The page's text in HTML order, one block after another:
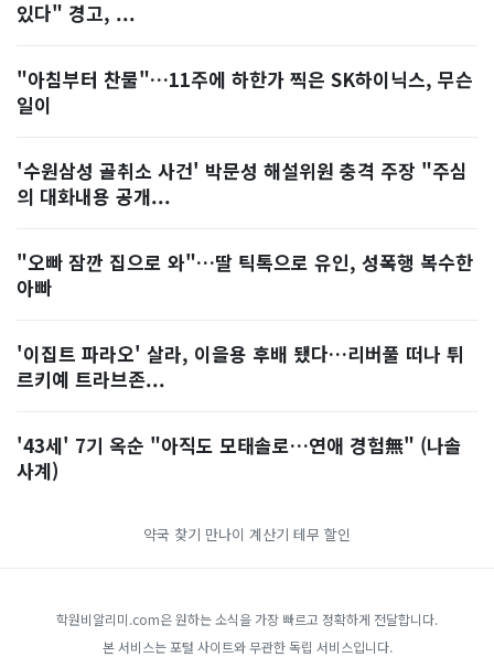
있다" 경고, ...
"아침부터 찬물"…11주에 하한가 찍은 SK하이닉스, 무슨
일이
'수원삼성 골취소 사건' 박문성 해설위원 충격 주장 "주심
의 대화내용 공개...
"오빠 잠깐 집으로 와"…딸 틱톡으로 유인, 성폭행 복수한
아빠
'이집트 파라오' 살라, 이을용 후배 됐다…리버풀 떠나 튀
르키예 트라브존...
'43세' 7기 옥순 "아직도 모태솔로…연애 경험無" (나솔
사계)
약국 찾기 만나이 계산기 테무 할인
학원비알리미.com은 원하는 소식을 가장 빠르고 정확하게 전달합니다.
본 서비스는 포털 사이트와 무관한 독립 서비스입니다.